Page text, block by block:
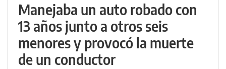
Manejaba un auto robado con
13 años junto a otros seis
menores y provocó la muerte
de un conductor